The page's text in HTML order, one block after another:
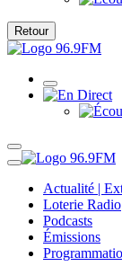
Retour
Actualité |
Loterie Radio
Podcasts
Émissions